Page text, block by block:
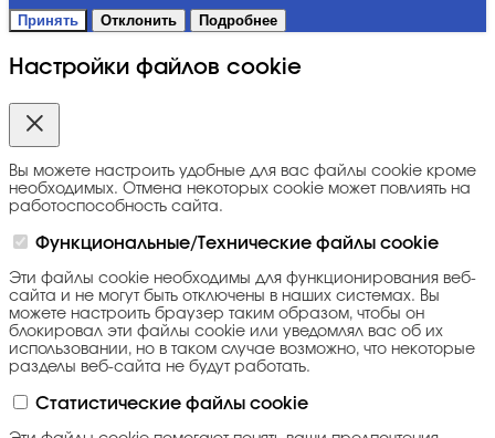
Принять Отклонить Подробнее
Настройки файлов cookie
Вы можете настроить удобные для вас файлы cookie кроме
необходимых. Отмена некоторых cookie может повлиять на
работоспособность сайта.
Функциональные/Технические файлы cookie
Эти файлы cookie необходимы для функционирования веб-
сайта и не могут быть отключены в наших системах. Вы
можете настроить браузер таким образом, чтобы он
блокировал эти файлы cookie или уведомлял вас об их
использовании, но в таком случае возможно, что некоторые
разделы веб-сайта не будут работать.
Статистические файлы cookie